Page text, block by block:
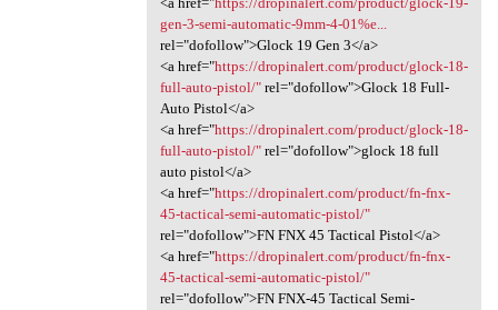
gen-3-semi-automatic-9mm-4-01%e...
rel="dofollow">Glock 19 Gen 3</a>
<a href="https://dropinalert.com/product/glock-18-
full-auto-pistol/"rel="dofollow">Glock 18 Full-
Auto Pistol</a>
<a href="https://dropinalert.com/product/glock-18-
full-auto-pistol/"rel="dofollow">glock 18 full
auto pistol</a>
<a href="https://dropinalert.com/product/fn-fnx-
45-tactical-semi-automatic-pistol/"
rel="dofollow">FN FNX 45 Tactical Pistol</a>
<a href="https://dropinalert.com/product/fn-fnx-
45-tactical-semi-automatic-pistol/"
rel="dofollow">FN FNX-45 Tactical Semi-